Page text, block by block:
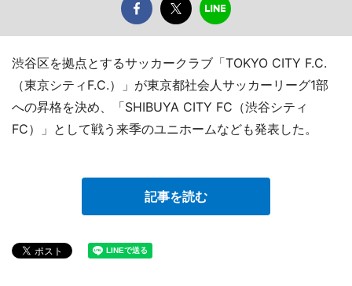
渋谷区を拠点とするサッカークラブ「TOKYO CITY F.C.
（東京シティF.C.）」が東京都社会人サッカーリーグ1部
への昇格を決め、「SHIBUYA CITY FC（渋谷シティ
FC）」として戦う来季のユニホームなども発表した。
記事を読む